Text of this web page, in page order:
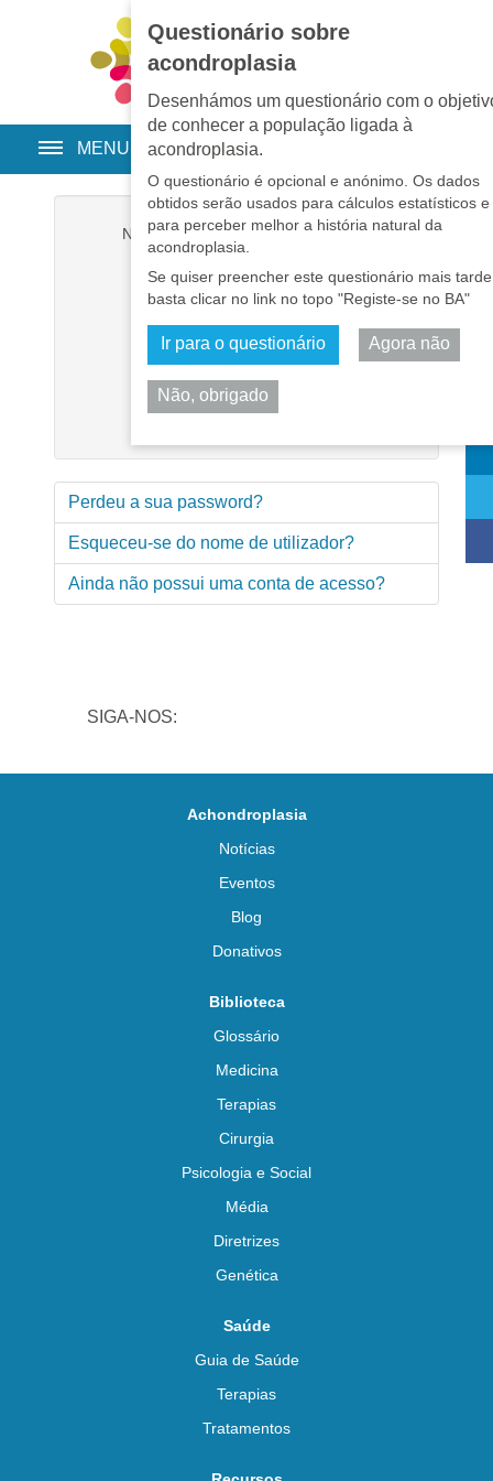
Questionário sobre
acondroplasia
Desenhámos um questionário com o
de conhecer a população ligada à
acondroplasia.
O questionário é opcional e anónimo. Os dados
obtidos serão usados para cálculos estatísticos e
para perceber melhor a história natural da
acondroplasia.
Se quiser preencher este questionário mais
basta clicar no link no topo "Registe-se no BA"
Ir para o questionário Agora não
Não, obrigado
EN
MENU
Nome de utilizador*
Senha *
Memorizar-me
Perdeu a sua password?
Esqueceu-se do nome de utilizador?
Ainda não possui uma conta de acesso?
SIGA-NOS:
Achondroplasia
Notícias
Eventos
Blog
Donativos
Biblioteca
Glossário
Medicina
Terapias
Cirurgia
Psicologia e Social
Média
Diretrizes
Genética
Saúde
Guia de Saúde
Terapias
Tratamentos